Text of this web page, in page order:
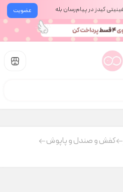
عضویت کیدز در پیام‌رسان بله
کفش و صندل و پاپوش